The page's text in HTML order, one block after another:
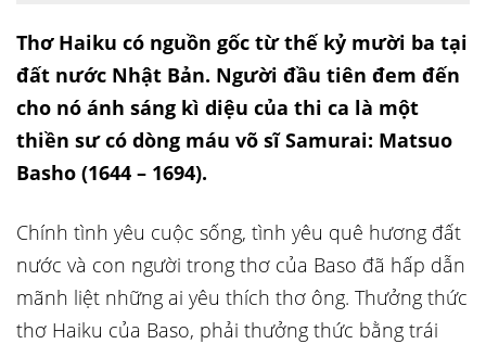
Thơ Haiku có nguồn gốc từ thế kỷ mười ba tại
đất nước Nhật Bản. Người đầu tiên đem đến
cho nó ánh sáng kì diệu của thi ca là một
thiền sư có dòng máu võ sĩ Samurai: Matsuo
Basho (1644 – 1694).
Chính tình yêu cuộc sống, tình yêu quê hương đất
nước và con người trong thơ của Baso đã hấp dẫn
mãnh liệt những ai yêu thích thơ ông. Thưởng thức
thơ Haiku của Baso, phải thưởng thức bằng trái